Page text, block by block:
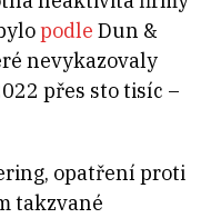
podle Dun &
nevykazovaly
přes sto tisíc –
opatření proti
takzvané